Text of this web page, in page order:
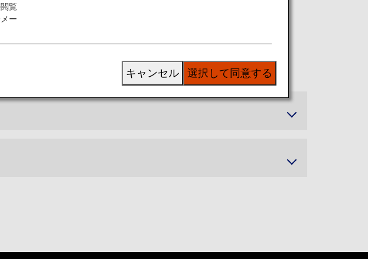
覧
ー
選択して同意する
キャンセル